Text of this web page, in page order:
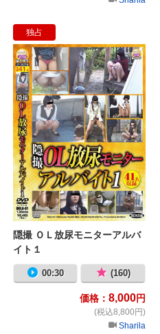
尿意爆発寸前 脱衣困難和装女子放尿
独占
隠
隠撮 ＯＬ放尿モニターアルバ
イト１
00:30 (160)
価格： 8,000円
(税込8,800円)
Sharila